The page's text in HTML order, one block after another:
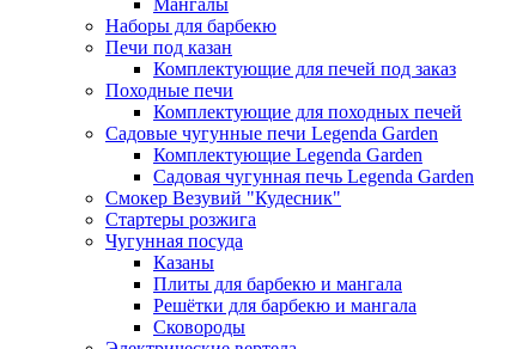
Мангалы
Наборы для барбекю
Печи под казан
Комплектующие для печей под заказ
Походные печи
Комплектующие для походных печей
Садовые чугунные печи Legenda Garden
Комплектующие Legenda Garden
Садовая чугунная печь Legenda Garden
Смокер Везувий "Кудесник"
Стартеры розжига
Чугунная посуда
Казаны
Плиты для барбекю и мангала
Решётки для барбекю и мангала
Сковороды